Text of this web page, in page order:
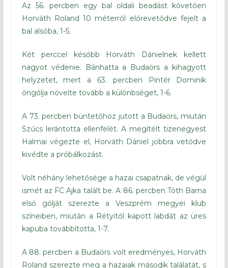
Az 56. percben egy bal oldali beadást követően
Horváth Roland 10 méterről előrevetődve fejelt a
bal alsóba, 1-5.
Két perccel később Horváth Dánielnek kellett
nagyot védenie. Bánhatta a Budaörs a kihagyott
helyzetet, mert a 63. percben Pintér Dominik
öngólja növelte tovább a különbséget, 1-6.
A 73. percben büntetőhöz jutott a Budaörs, miután
Szűcs lerántotta ellenfelét. A megítélt tizenegyest
Halmai végezte el, Horváth Dániel jobbra vetődve
kivédte a próbálkozást.
Volt néhány lehetősége a hazai csapatnak, de végül
ismét az FC Ajka talált be. A 86. percben Tóth Barna
első gólját szerezte a Veszprém megyei klub
színeiben, miután a Rétyitől kapott labdát az üres
kapuba továbbította, 1-7.
A 88. percben a Budaörs volt eredményes, Horváth
Roland szerezte meg a hazaiak második találatát, s